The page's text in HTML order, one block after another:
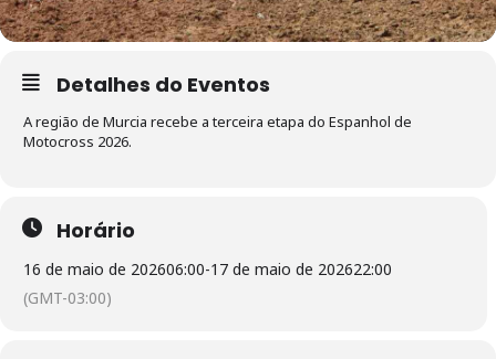
Detalhes do Eventos
A região de Murcia recebe a terceira etapa do Espanhol de
Motocross 2026.
Horário
16 de maio de 202606:00-17 de maio de 202622:00
(GMT-03:00)